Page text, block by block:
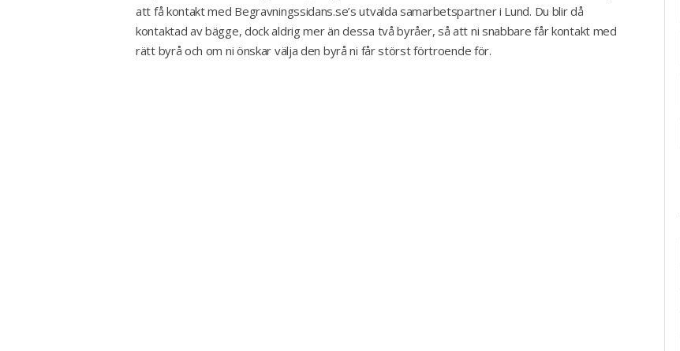
att få kontakt med Begravningssidans.se’s utvalda samarbetspartner i Lund. Du blir då
kontaktad av bägge, dock aldrig mer än dessa två byråer, så att ni snabbare får kontakt med
rätt byrå och om ni önskar välja den byrå ni får störst förtroende för.